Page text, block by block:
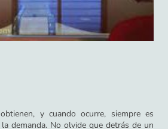
y cuando ocurre, siempre es
demanda. No olvide que detrás de un